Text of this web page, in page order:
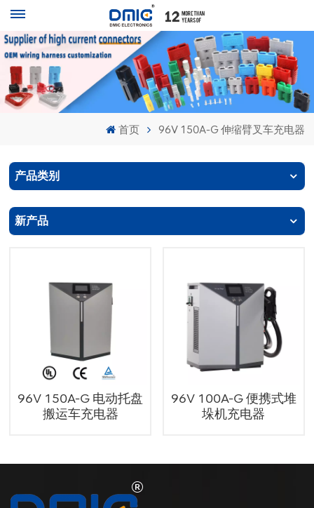
首页 96V 150A-G 伸缩臂叉车充电器
产品类别
新产品
96V 150A-G 电动托盘
搬运车充电器
96V 100A-G 便携式堆
垛机充电器